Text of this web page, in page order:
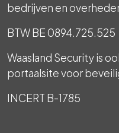
bedrijven en
BTW BE 0894.725.525
Waasland Security is
portaalsite voor
INCERT B-1785